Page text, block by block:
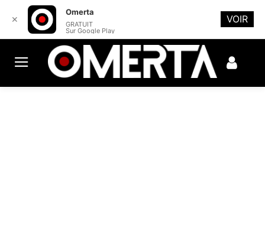
✕
Omerta
GRATUIT
Sur Google Play
VOIR